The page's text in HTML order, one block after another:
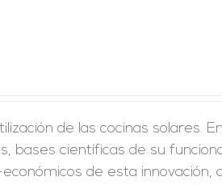
de las cocinas solares.
bases científicas de su
de esta innovación,